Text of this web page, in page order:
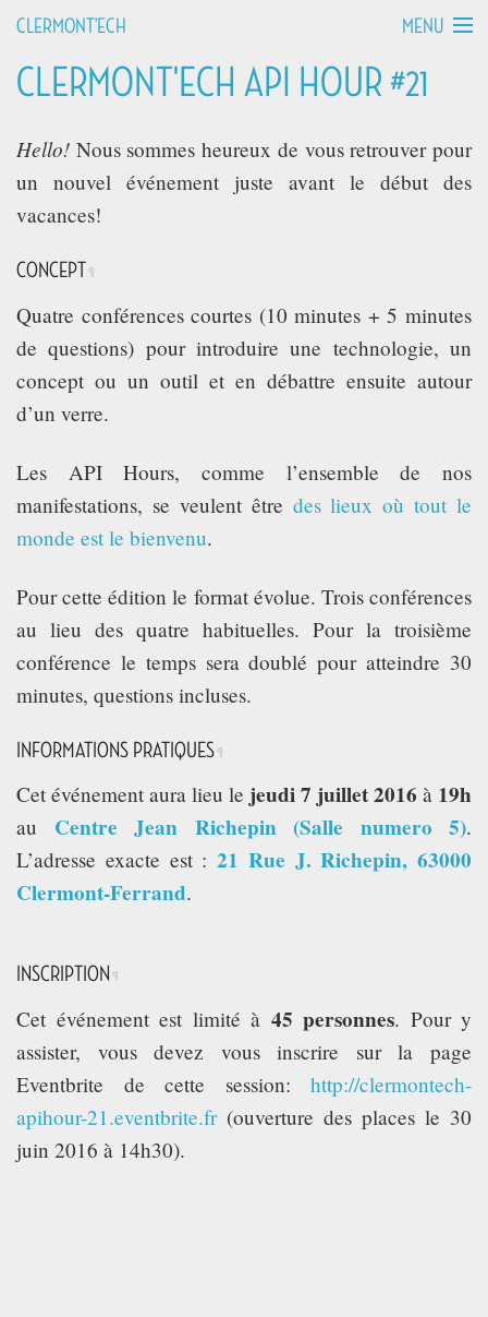
CLERMONT'ECH MENU
MANIFESTO
API HOURS
WORKSHOPS
GROUPS
DEVCAMPS
TECH TIME
CLERMONT'ECH API HOUR #21
Hello! Nous sommes heureux de vous retrouver pour
un nouvel événement juste avant le début des
vacances!
CONCEPT ¶
Quatre conférences courtes (10 minutes + 5 minutes
de questions) pour introduire une technologie, un
concept ou un outil et en débattre ensuite autour
d’un verre.
Les API Hours, comme l’ensemble de nos
manifestations, se veulent être des lieux où tout le
monde est le bienvenu.
Pour cette édition le format évolue. Trois conférences
au lieu des quatre habituelles. Pour la troisième
conférence le temps sera doublé pour atteindre 30
minutes, questions incluses.
INFORMATIONS PRATIQUES¶
Cet événement aura lieu le jeudi 7 juillet 2016 à 19h
au Centre Jean Richepin (Salle numero 5).
L’adresse exacte est : 21 Rue J. Richepin, 63000
Clermont-Ferrand.
INSCRIPTION ¶
Cet événement est limité à 45 personnes. Pour y
assister, vous devez vous inscrire sur la page
Eventbrite de cette session: http://clermontech-
apihour-21.eventbrite.fr(ouverture des places le 30
juin 2016 à 14h30).